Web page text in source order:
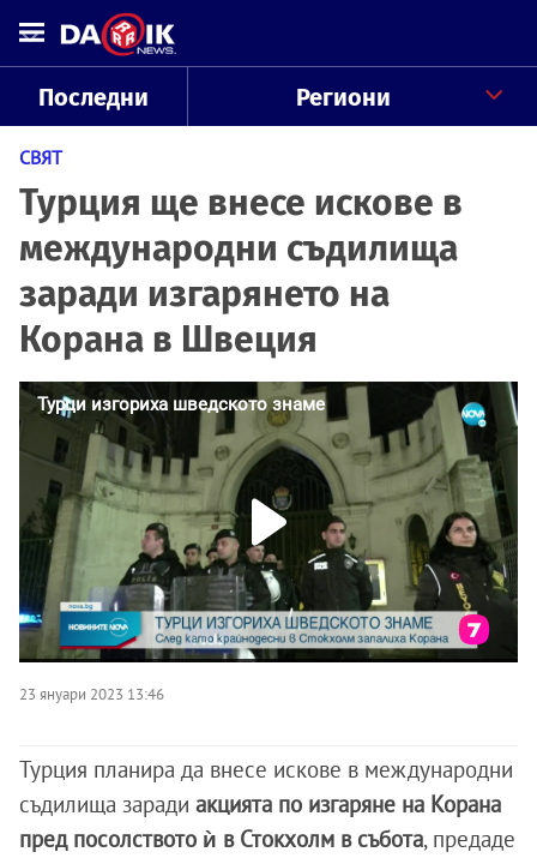
Последни Региони
СВЯТ
Турция ще внесе искове в
международни съдилища
заради изгарянето на
Корана в Швеция
23 януари 2023 13:46
Турция планира да внесе искове в международни
съдилища заради акцията по изгаряне на Корана
пред посолството ѝ в Стокхолм в събота, предаде